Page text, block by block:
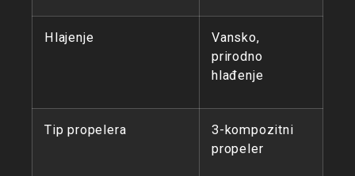
Hlajenje
Vansko,
prirodno
hlađenje
Tip propelera
3-kompozitni
propeler